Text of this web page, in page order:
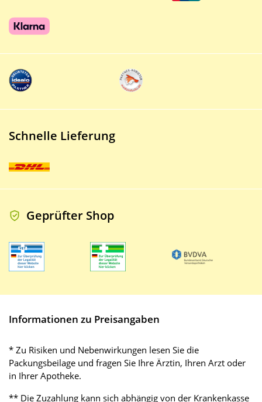
Schnelle Lieferung
Geprüfter Shop
Informationen zu Preisangaben
* Zu Risiken und Nebenwirkungen lesen Sie die
Packungsbeilage und fragen Sie Ihre Ärztin, Ihren Arzt oder
in Ihrer Apotheke.
** Die Zuzahlung kann sich abhängig von der Krankenkasse